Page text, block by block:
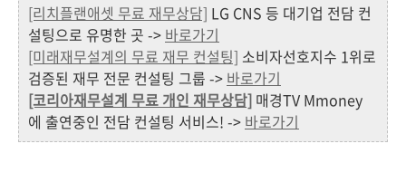
[리치플랜애셋 무료 재무상담] LG CNS 등 대기업 전담 컨
설팅으로 유명한 곳 -> 바로가기
[미래재무설계의 무료 재무 컨설팅] 소비자선호지수 1위로
검증된 재무 전문 컨설팅 그룹 -> 바로가기
[코리아재무설계 무료 개인 재무상담] 매경TV Mmoney
에 출연중인 전담 컨설팅 서비스! -> 바로가기